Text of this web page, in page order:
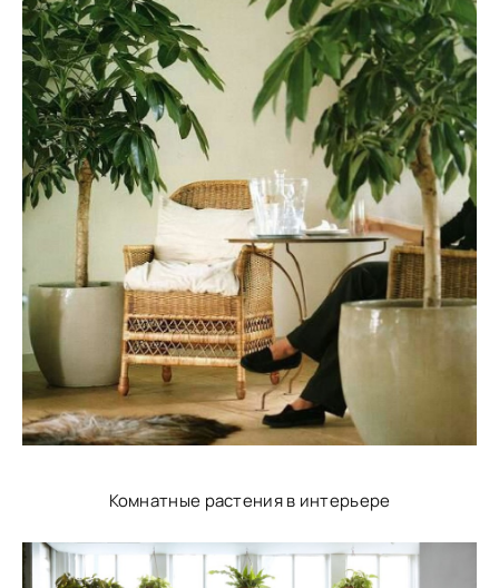
Комнатные растения в интерьере